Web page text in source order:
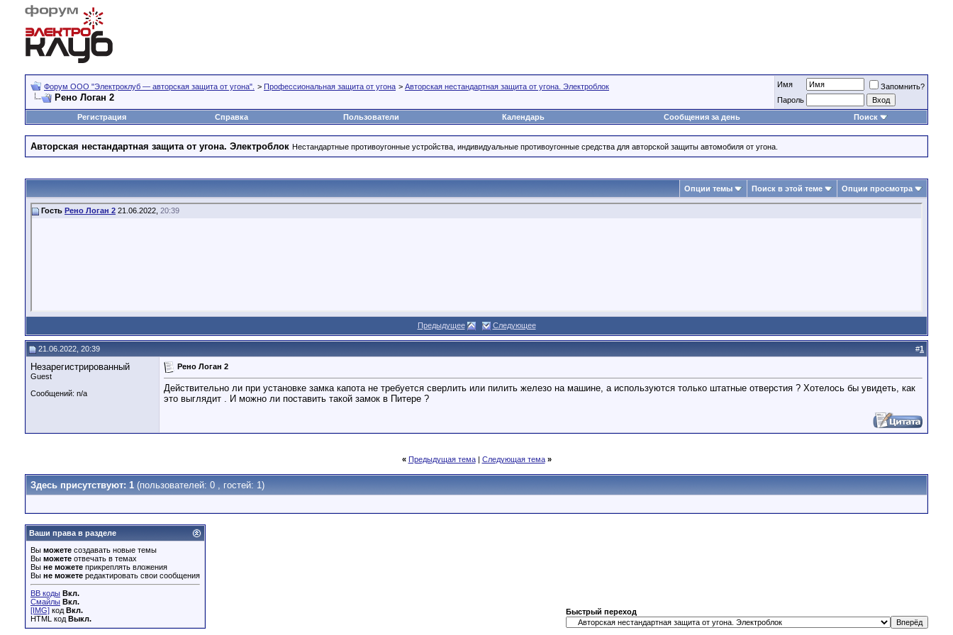
Форум OOO "Электроклуб — авторская защита от угона". > Профессиональная защита от угона > Авторская нестандартная защита от угона. Электроблок
Рено Логан 2
Имя
Запомнить?
Пароль
Регистрация
Справка Пользователи Календарь Сообщения за день Поиск
Авторская нестандартная защита от угона. Электроблок Нестандартные противоугонные устройства, индивидуальные противоугонные средства для авторской защиты автомобиля от угона.
Опции темы Поиск в этой теме Опции просмотра
Гость Рено Логан 2 21.06.2022, 20:39
Предыдущее Следующее
21.06.2022, 20:39 #1
Незарегистрированный
Guest
Сообщений: n/a
Рено Логан 2
Действительно ли при установке замка капота не требуется сверлить или пилить железо на машине, а используются только штатные отверстия ? Хотелось бы увидеть, как
это выглядит . И можно ли поставить такой замок в Питере ?
« Предыдущая тема| Следующая тема »
Здесь присутствуют: 1 (пользователей: 0 , гостей: 1)
Ваши права в разделе
Вы можете создавать новые темы
Вы можете отвечать в темах
Вы не можете прикреплять вложения
Вы не можете редактировать свои сообщения
BB коды Вкл.
Смайлы Вкл.
[IMG] код Вкл.
HTML код Выкл.
Быстрый переход